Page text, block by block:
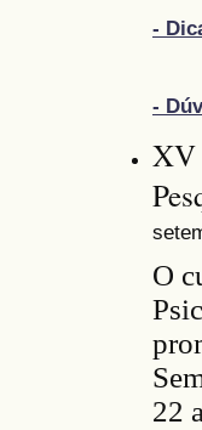
-
-
XV
O
22